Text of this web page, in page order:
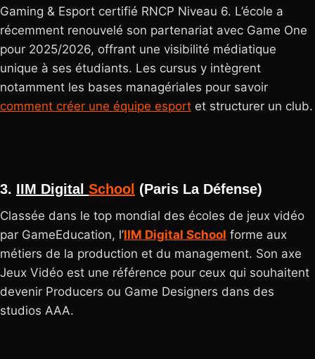
Gaming & Esport certifié RNCP Niveau 6. L’école a
récemment renouvelé son partenariat avec Game One
pour 2025/2026, offrant une visibilité médiatique
unique à ses étudiants. Les cursus y intègrent
notamment les bases managériales pour savoir
comment créer une équipe esport et structurer un club.
3. IIM Digital School (Paris La Défense)
Classée dans le top mondial des écoles de jeux vidéo
par GameEducation, l’IIM Digital School forme aux
métiers de la production et du management. Son axe
Jeux Vidéo est une référence pour ceux qui souhaitent
devenir Producers ou Game Designers dans des
studios AAA.